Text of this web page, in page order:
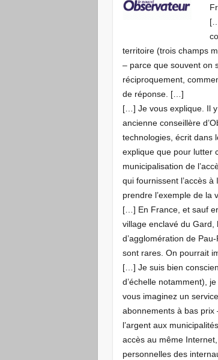
territoire (trois champs
– parce que souvent on
réciproquement,
de réponse. […]
[…] Je vous explique. Il
ancienne conseillère
technologies, écrit dans
explique que pour lutter
municipalisation de
qui fournissent l’accès
prendre l’exemple de
[…] En France, et sauf
village enclavé du
d’agglomération de
sont rares. On pourrait
[…] Je suis bien
d’échelle notamment),
vous imaginez un
abonnements à bas
l’argent aux
accès au même
personnelles des